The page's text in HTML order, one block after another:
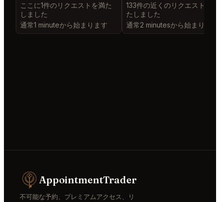
ここに1件のリクエストを満た
しました
通常1 minuteから始まります
133件の近くのリクエストを満
たしました
通常2 minutesから始まります
AppointmentTrader
不可能な予約、プレミアムアクセス、リ